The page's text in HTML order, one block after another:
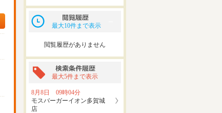
最大10件まで表示
閲覧履歴がありません
最大5件まで表示
8月8日 09時04分
モスバーガーイオン多賀城
店